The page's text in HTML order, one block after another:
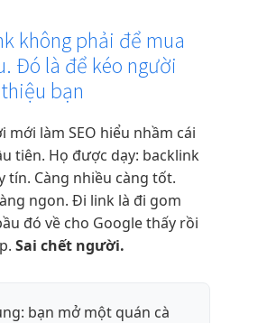
không phải để mua
Đó là để kéo người
bạn
mới làm SEO hiểu nhầm cái
tiên. Họ được dạy: backlink
tín. Càng nhiều càng tốt.
ngon. Đi link là đi gom
đó về cho Google thấy rồi
Sai chết người.
bạn mở một quán cà